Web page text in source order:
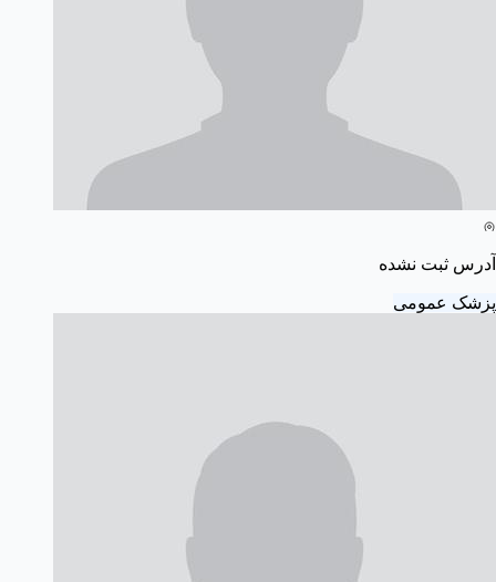
آدرس ثبت نشده
پزشک عمومی